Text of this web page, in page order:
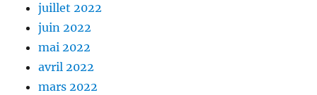
juillet 2022
juin 2022
mai 2022
avril 2022
mars 2022